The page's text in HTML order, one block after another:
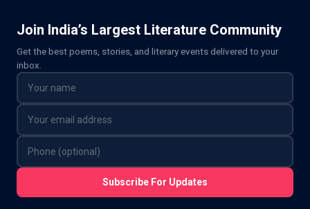
Join India’s Largest Literature Community
Get the best poems, stories, and literary events delivered to your
inbox.
Subscribe For Updates